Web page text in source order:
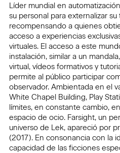
Líder mundial en
su personal para externalizar su
recompensando a quienes
acceso a experiencias
virtuales. El acceso a este
instalación, similar a un
virtual, vídeos formativos y
permite al público participar
observador. Ambientada en el
White Chapel Building, Play
límites, en constante cambio,
espacio de ocio. Farsight, un
universo de Lek, apareció por
(2017). En consonancia con la
capacidad de las ficciones